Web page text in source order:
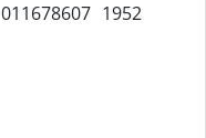
011678607 1952